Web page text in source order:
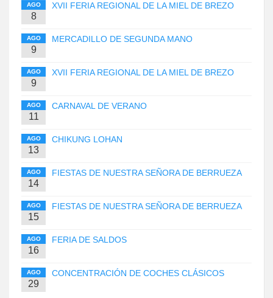
AGO
8
XVII FERIA REGIONAL DE LA MIEL DE BREZO
AGO
9
MERCADILLO DE SEGUNDA MANO
AGO
9
XVII FERIA REGIONAL DE LA MIEL DE BREZO
AGO
11
CARNAVAL DE VERANO
AGO
13
CHIKUNG LOHAN
AGO
14
FIESTAS DE NUESTRA SEÑORA DE BERRUEZA
AGO
15
FIESTAS DE NUESTRA SEÑORA DE BERRUEZA
AGO
16
FERIA DE SALDOS
AGO
29
CONCENTRACIÓN DE COCHES CLÁSICOS